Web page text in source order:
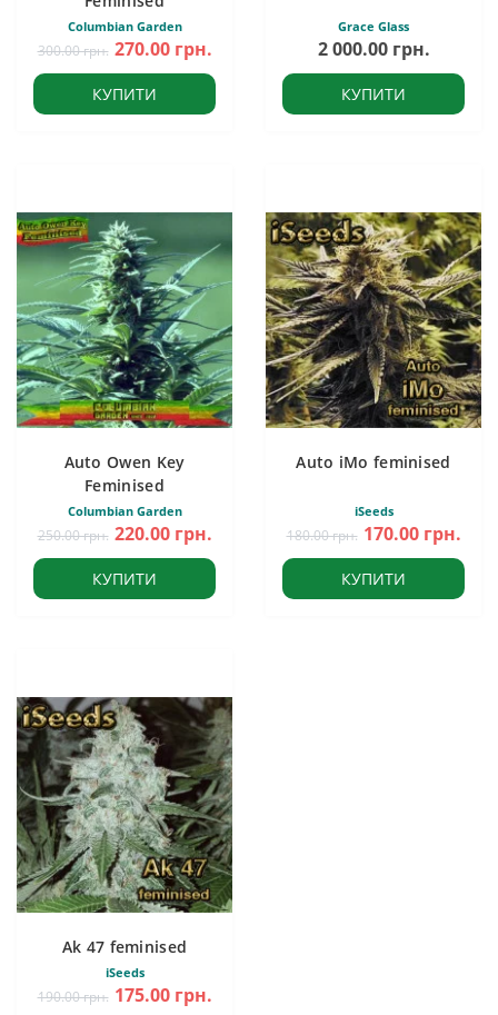
Columbian Garden
300.00 грн. 270.00 грн.
КУПИТИ
Grace Glass
2 000.00 грн.
КУПИТИ
Auto Owen Key
Feminised
Columbian Garden
250.00 грн. 220.00 грн.
КУПИТИ
Auto iMo feminised
iSeeds
180.00 грн. 170.00 грн.
КУПИТИ
Ak 47 feminised
iSeeds
190.00 грн. 175.00 грн.